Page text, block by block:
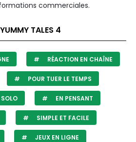
commerciales.
TALES 4
RÉACTION EN CHAÎNE
POUR TUER LE TEMPS
SOLO EN PENSANT
SIMPLE ET FACILE
JEUX EN LIGNE